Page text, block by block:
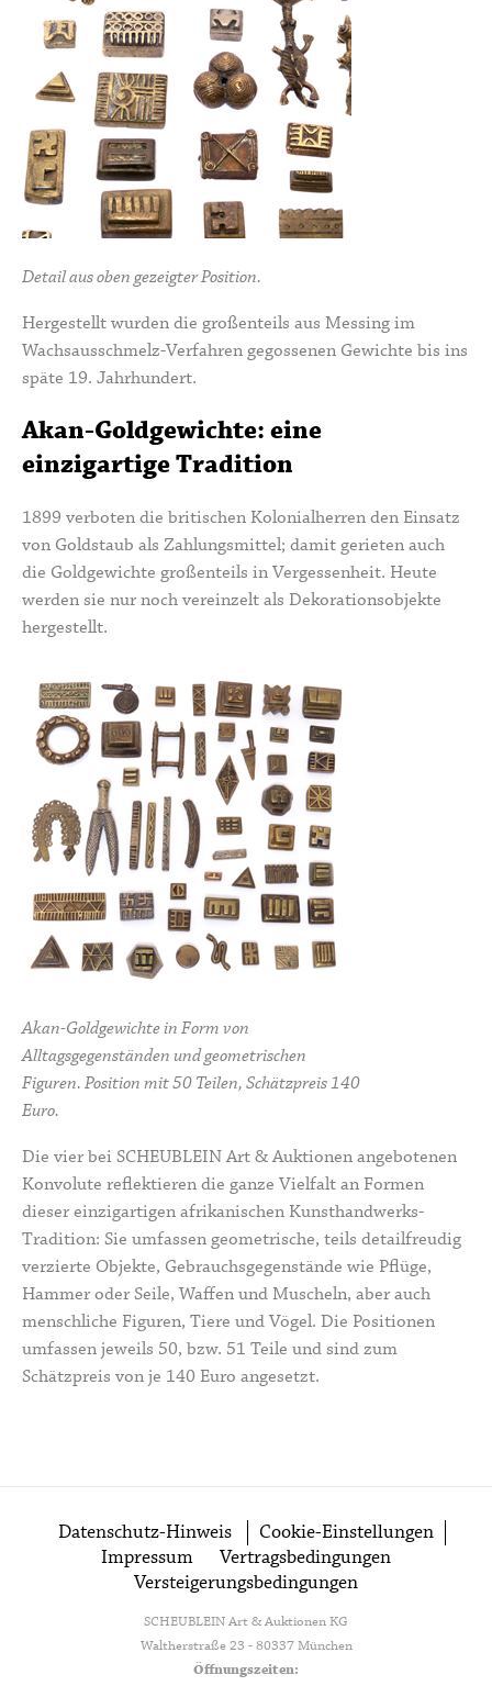
Detail aus oben gezeigter Position.
Hergestellt wurden die großenteils aus Messing im
Wachsausschmelz-Verfahren gegossenen Gewichte bis ins
späte 19. Jahrhundert.
Akan-Goldgewichte: eine
einzigartige Tradition
1899 verboten die britischen Kolonialherren den Einsatz
von Goldstaub als Zahlungsmittel; damit gerieten auch
die Goldgewichte großenteils in Vergessenheit. Heute
werden sie nur noch vereinzelt als Dekorationsobjekte
hergestellt.
Akan-Goldgewichte in Form von
Alltagsgegenständen und geometrischen
Figuren. Position mit 50 Teilen, Schätzpreis 140
Euro.
Die vier bei SCHEUBLEIN Art & Auktionen angebotenen
Konvolute reflektieren die ganze Vielfalt an Formen
dieser einzigartigen afrikanischen Kunsthandwerks-
Tradition: Sie umfassen geometrische, teils detailfreudig
verzierte Objekte, Gebrauchsgegenstände wie Pflüge,
Hammer oder Seile, Waffen und Muscheln, aber auch
menschliche Figuren, Tiere und Vögel. Die Positionen
umfassen jeweils 50, bzw. 51 Teile und sind zum
Schätzpreis von je 140 Euro angesetzt.
Datenschutz-Hinweis
Cookie-Einstellungen
Impressum
Vertragsbedingungen
Versteigerungsbedingungen
SCHEUBLEIN Art & Auktionen KG
Waltherstraße 23 - 80337 München
Öffnungszeiten: